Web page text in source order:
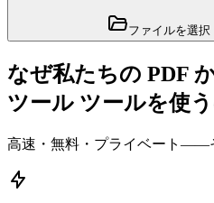
ファイルを選択
なぜ私たちの PDF
ツール ツールを使
高速・無料・プライベート——